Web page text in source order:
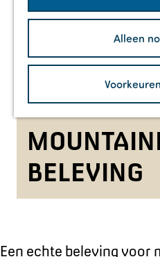
Alleen
BELEVING
Een echte beleving voor